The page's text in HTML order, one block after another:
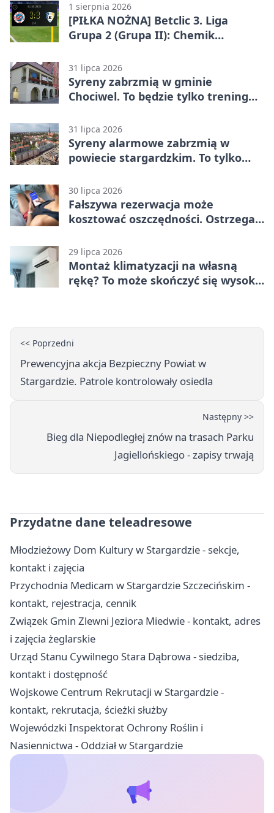
1 sierpnia 2026
[PIŁKA NOŻNA] Betclic 3. Liga
Grupa 2 (Grupa II): Chemik
Stargard 3:3
31 lipca 2026
Syreny zabrzmią w gminie
Chociwel. To będzie tylko trening
31 lipca 2026
Syreny alarmowe zabrzmią w
powiecie stargardzkim. To tylko
30 lipca 2026
Fałszywa rezerwacja może
kosztować oszczędności. Ostrzega
29 lipca 2026
Montaż klimatyzacji na własną
rękę? To może skończyć się wysoką
<< Poprzedni
Prewencyjna akcja Bezpieczny Powiat w
Stargardzie. Patrole kontrolowały osiedla
Następny >>
Bieg dla Niepodległej znów na trasach Parku
Jagiellońskiego - zapisy trwają
Przydatne dane teleadresowe
Młodzieżowy Dom Kultury w Stargardzie - sekcje,
kontakt i zajęcia
Przychodnia Medicam w Stargardzie Szczecińskim -
kontakt, rejestracja, cennik
Związek Gmin Zlewni Jeziora Miedwie - kontakt, adres
i zajęcia żeglarskie
Urząd Stanu Cywilnego Stara Dąbrowa - siedziba,
kontakt i dostępność
Wojskowe Centrum Rekrutacji w Stargardzie -
kontakt, rekrutacja, ścieżki służby
Wojewódzki Inspektorat Ochrony Roślin i
Nasiennictwa - Oddział w Stargardzie